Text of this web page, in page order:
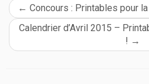
← Concours : Printables pour
Calendrier d’Avril 2015 –
! →